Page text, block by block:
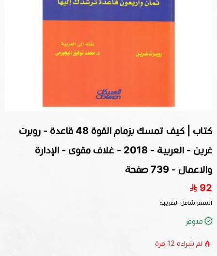
كتاب | كيف تمسك بزمام القوة 48 قاعدة - روبرت
غرين‎ - العربية - 2018 - غلاف مقوى - الإدارة
والاعمال - 739 صفحة
92
السعر شامل الضريبة
متوفر
تم شراءه 12 مرة